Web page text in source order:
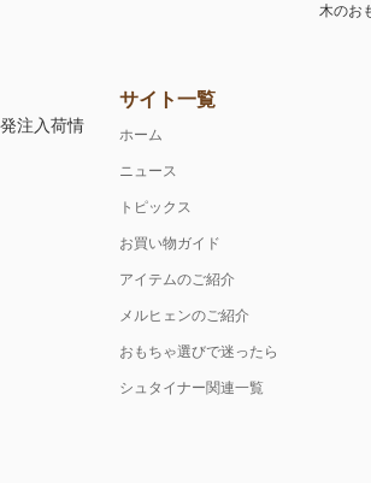
木のお
注入荷情
サイト一覧
ホーム
ニュース
トピックス
お買い物ガイド
アイテムのご紹介
メルヒェンのご紹介
おもちゃ選びで迷ったら
シュタイナー関連一覧